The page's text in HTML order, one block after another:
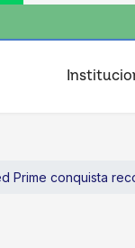
Prime conquista